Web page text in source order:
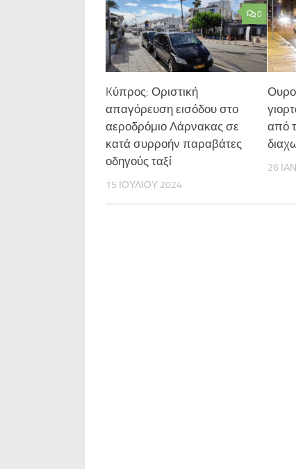
0
Kύπρος: Οριστική
απαγόρευση εισόδου στο
αεροδρόμιο Λάρνακας σε
κατά συρροήν παραβάτες
οδηγούς ταξί
15 ΙΟΥΛΊΟΥ 2024
από
26